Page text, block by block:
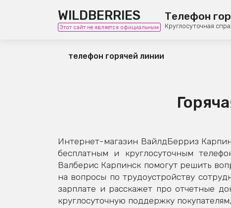
WILDBERRIES
Этот сайт не является официальным
Телефон
Круглосуточная
телефон горячей линии
Интернет-магазин ВайлдБерриз
бесплатным и круглосуточным
Валберис Карпинск помогут решить
на вопросы по трудоустройству
зарплате и расскажет про отчетные
круглосуточную поддержку